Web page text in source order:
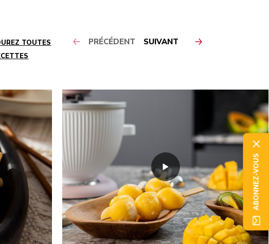
TOUTES
PRÉCÉDENT SUIVANT
ABONNEZ-VOUS